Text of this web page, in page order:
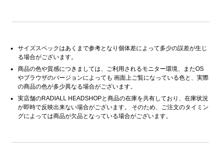
サイズスペックはあくまで参考となり個体差によって多少の誤差が生じ
る場合がございます。
商品の色や質感につきましては、ご利用されるモニター環境、またOS
やブラウザのバージョンによっても 画面上ご覧になっている色と、実際
の商品の色が多少異なる場合がございます。
実店舗のRADIALL HEADSHOPと商品の在庫を共有しており、在庫状況
が即時で反映出来ない場合がございます。 そのため、ご注文のタイミン
グによっては商品が欠品となっている場合がございます。